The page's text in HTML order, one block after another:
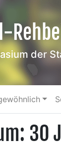
der
30